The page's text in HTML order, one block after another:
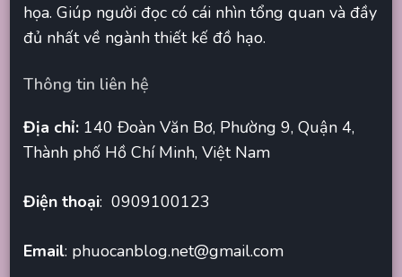
họa. Giúp người đọc có cái nhìn tổng quan và đầy
đủ nhất về ngành thiết kế đồ hạo.
Thông tin liên hệ
Địa chỉ: 140 Đoàn Văn Bơ, Phường 9, Quận 4,
Thành phố Hồ Chí Minh, Việt Nam
Điện thoại: 0909100123
Email: phuocanblog.net@gmail.com